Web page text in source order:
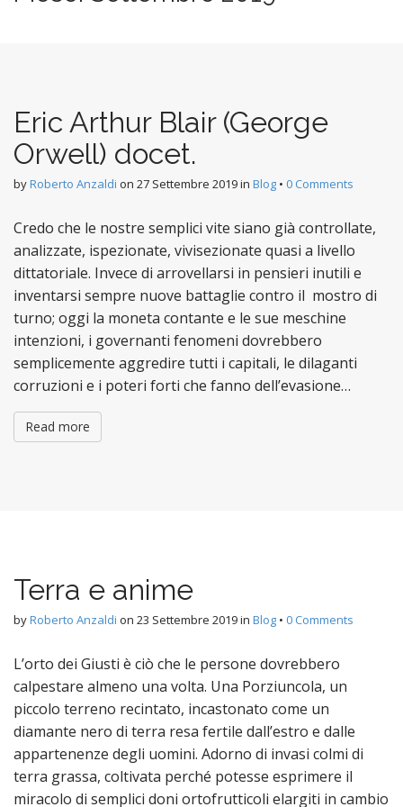
Eric Arthur Blair (George
Orwell) docet.
byRoberto Anzaldi on 27 Settembre 2019in Blog • 0 Comments
Credo che le nostre semplici vite siano già controllate,
analizzate, ispezionate, vivisezionate quasi a livello
dittatoriale. Invece di arrovellarsi in pensieri inutili e
inventarsi sempre nuove battaglie contro il mostro di
turno; oggi la moneta contante e le sue meschine
intenzioni, i governanti fenomeni dovrebbero
semplicemente aggredire tutti i capitali, le dilaganti
corruzioni e i poteri forti che fanno dell’evasione…
Read more
Terra e anime
byRoberto Anzaldi on 23 Settembre 2019in Blog • 0 Comments
L’orto dei Giusti è ciò che le persone dovrebbero
calpestare almeno una volta. Una Porziuncola, un
piccolo terreno recintato, incastonato come un
diamante nero di terra resa fertile dall’estro e dalle
appartenenze degli uomini. Adorno di invasi colmi di
terra grassa, coltivata perché potesse esprimere il
miracolo di semplici doni ortofrutticoli elargiti in cambio